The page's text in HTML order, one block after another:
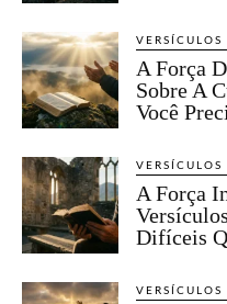
VERSÍCULOS
A Força
Sobre A
Você
VERSÍCULOS
A Força
Difíceis
VERSÍCULOS